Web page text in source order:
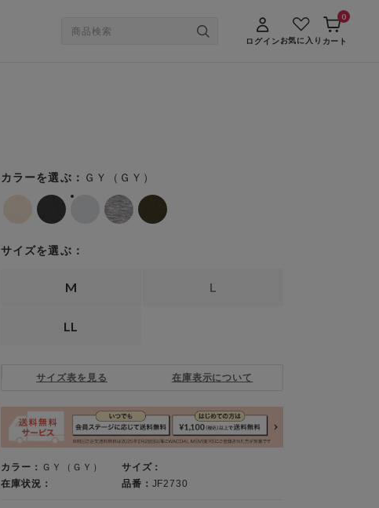
ログインお気に入り カート
0
カラーを選ぶ： ＧＹ（ＧＹ）
サイズを選ぶ：
M L
LL
サイズ表を見る 在庫表示について
カラー： ＧＹ（ＧＹ）
サイズ：
在庫状況：
品番： JF2730